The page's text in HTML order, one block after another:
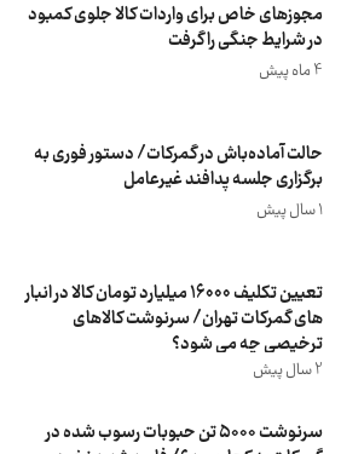
مجوزهای خاص برای واردات کالا جلوی کمبود
در شرایط جنگی را گرفت
4 ماه پیش
حالت آماده‌باش در گمرکات/ دستور فوری به
برگزاری جلسه پدافند غیرعامل
1 سال پیش
تعیین تکلیف 16000 میلیارد تومان کالا در انبار
های گمرکات تهران/ سرنوشت کالاهای
ترخیصی چه می شود؟
2 سال پیش
سرنوشت ۵۰۰۰ تن حبوبات رسوب شده در